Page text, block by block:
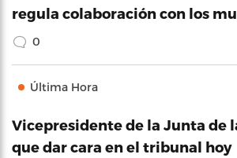
regula colaboración con los
0
Última Hora
Vicepresidente de la Junta de
que dar cara en el tribunal hoy